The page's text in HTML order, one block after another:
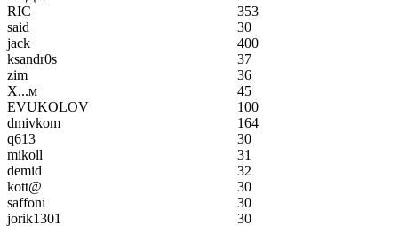
RIC
353
said
30
jack
400
ksandr0s
37
zim
36
Х...м
45
EVUKOLOV
100
dmivkom
164
q613
30
mikoll
31
demid
32
kott@
30
saffoni
30
jorik1301
30